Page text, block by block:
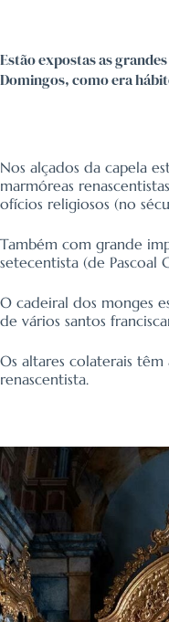
Estão expostas as
Domingos, como era
Nos alçados da capela
marmóreas
ofícios religiosos (no
Também com grande
setecentista (de Pascoal
O cadeiral dos monges
de vários santos
Os altares colaterais
renascentista.